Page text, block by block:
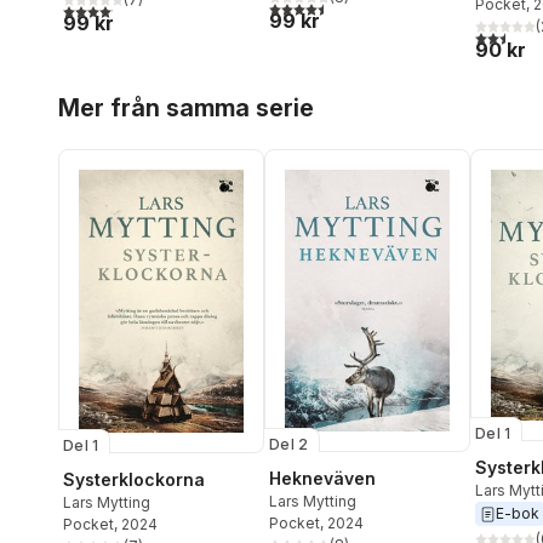
4,1utav 5 stjärnor. Totalt antal röster:
99 kr
4,5utav 5 stjärnor. Totalt antal röster:
99 kr
Pocket,
2,5utav 5(
90 kr
Mer från samma serie
Del 1
Systerklockorna
Lars Mytting
Pocket, 2024
Del 2
Hekneväven
Lars Mytting
Pocket, 2024
Del 1
Lars
E-bok
(